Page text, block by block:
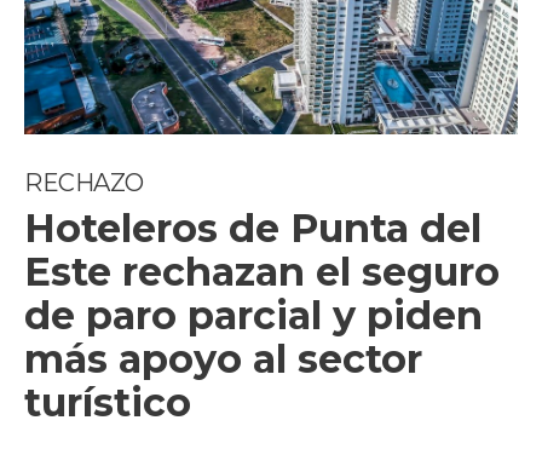
RECHAZO
Hoteleros de Punta del
Este rechazan el seguro
de paro parcial y piden
más apoyo al sector
turístico